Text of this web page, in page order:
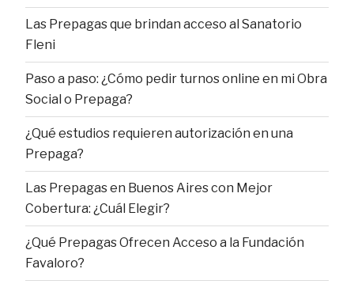
Las Prepagas que brindan acceso al Sanatorio
Fleni
Paso a paso: ¿Cómo pedir turnos online en mi Obra
Social o Prepaga?
¿Qué estudios requieren autorización en una
Prepaga?
Las Prepagas en Buenos Aires con Mejor
Cobertura: ¿Cuál Elegir?
¿Qué Prepagas Ofrecen Acceso a la Fundación
Favaloro?